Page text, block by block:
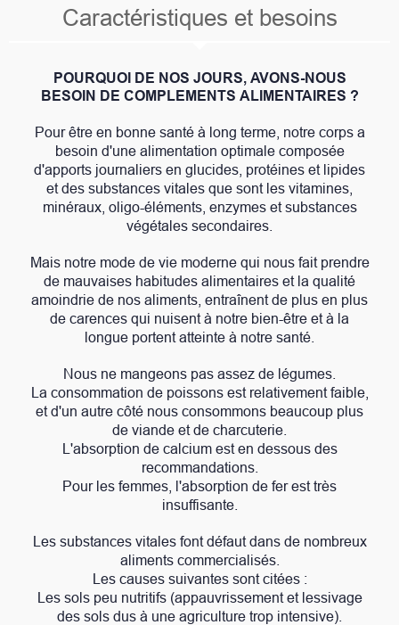
Caractéristiques et besoins
POURQUOI DE NOS JOURS, AVONS-NOUS
BESOIN DE COMPLEMENTS ALIMENTAIRES ?
Pour être en bonne santé à long terme, notre corps a
besoin d'une alimentation optimale composée
d'apports journaliers en glucides, protéines et lipides
et des substances vitales que sont les vitamines,
minéraux, oligo-éléments, enzymes et substances
végétales secondaires.
Mais notre mode de vie moderne qui nous fait prendre
de mauvaises habitudes alimentaires et la qualité
amoindrie de nos aliments, entraînent de plus en plus
de carences qui nuisent à notre bien-être et à la
longue portent atteinte à notre santé.
Nous ne mangeons pas assez de légumes.
La consommation de poissons est relativement faible,
et d'un autre côté nous consommons beaucoup plus
de viande et de charcuterie.
L'absorption de calcium est en dessous des
recommandations.
Pour les femmes, l'absorption de fer est très
insuffisante.
Les substances vitales font défaut dans de nombreux
aliments commercialisés.
Les causes suivantes sont citées :
Les sols peu nutritifs (appauvrissement et lessivage
des sols dus à une agriculture trop intensive).